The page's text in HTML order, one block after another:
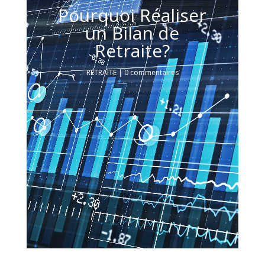
Pourquoi Réaliser
un Bilan de
Retraite?
RETRAITE|0 commentaires